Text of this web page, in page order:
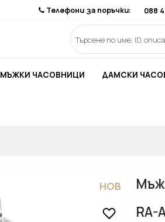
Телефони за поръчки: 088
МЪЖКИ ЧАСОВНИЦИ ДАМСКИ
НОВ
RA-